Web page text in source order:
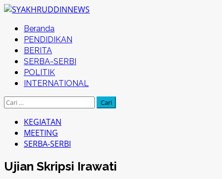
Skip
content
Primary
Menu
Beranda
PENDIDIKAN
BERITA
SERBA-SERBI
POLITIK
INTERNATIONAL
Cari
KEGIATAN
MEETING
SERBA-SERBI
Ujian Skripsi Irawati